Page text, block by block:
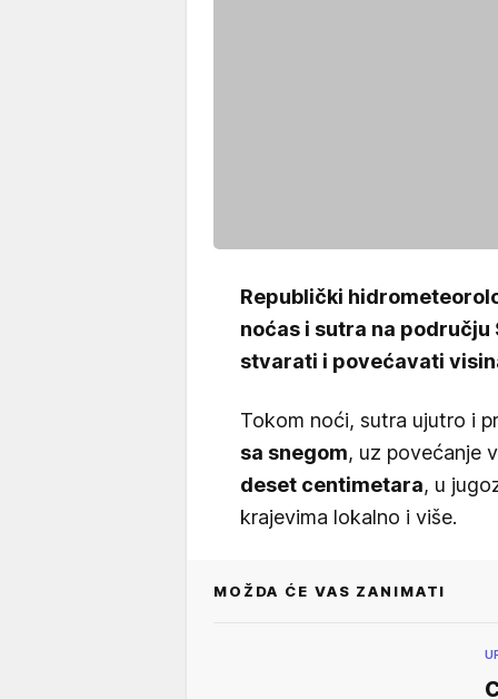
Republički
noćas i sutra na području
stvarati i povećavati
Tokom noći, sutra ujutro i
sa snegom, uz povećanje
deset centimetara, u
krajevima lokalno i više.
MOŽDA ĆE VAS ZANIMATI